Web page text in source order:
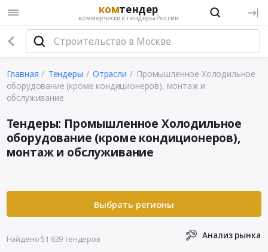
комтендер
коммерческие тендеры России
Главная Тендеры Отрасли
Промышленное Холодильное
оборудование (кроме кондиционеров), монтаж и
обслуживание
Тендеры: Промышленное Холодильное
оборудование (кроме кондиционеров),
монтаж и обслуживание
Найдено 51 639 тендеров Анализ рынка